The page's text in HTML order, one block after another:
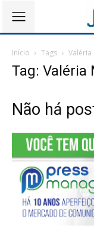
Início Tags Valéria
Tag: Valéria
Não há